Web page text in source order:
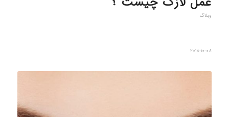
وبلاگ
2018-10-08